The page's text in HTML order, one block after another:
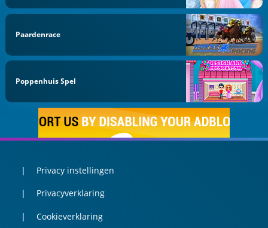
Paardenrace
Poppenhuis Spel
Privacy instellingen
Privacyverklaring
Cookieverklaring